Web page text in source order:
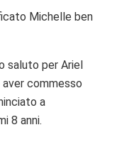
Michelle ben
saluto per Ariel
commesso
a
8 anni.